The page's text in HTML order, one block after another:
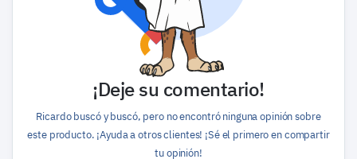
¡Deje su comentario!
Ricardo buscó y buscó, pero no encontró ninguna opinión sobre
este producto. ¡Ayuda a otros clientes! ¡Sé el primero en compartir
tu opinión!